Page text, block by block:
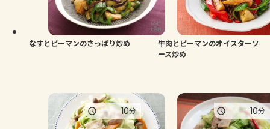
よくあるお問い合わせ
お買い物
なすとピーマンのさっぱり炒め
牛肉とピーマンのオイスターソ
ース炒め
10分 10分